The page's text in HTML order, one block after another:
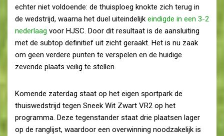
echter niet voldoende: de thuisploeg knokte zich terug in
de wedstrijd, waarna het duel uiteindelijk eindigde in een 3-2
nederlaag voor HJSC. Door dit resultaat is de aansluiting
met de subtop definitief uit zicht geraakt. Het is nu zaak
om geen verdere punten te verspelen en de huidige
zevende plaats veilig te stellen.
Komende zaterdag staat op het eigen sportpark de
thuiswedstrijd tegen Sneek Wit Zwart VR2 op het
programma. Deze tegenstander staat drie plaatsen lager
op de ranglijst, waardoor een overwinning noodzakelijk is